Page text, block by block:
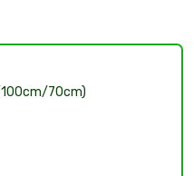
70cm)